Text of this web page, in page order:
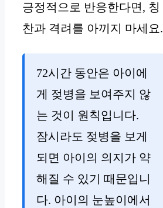
긍정적으로 반응한다면, 칭
찬과 격려를 아끼지 마세요.
72시간 동안은 아이에
게 젖병을 보여주지 않
는 것이 원칙입니다.
잠시라도 젖병을 보게
되면 아이의 의지가 약
해질 수 있기 때문입니
다. 아이의 눈높이에서